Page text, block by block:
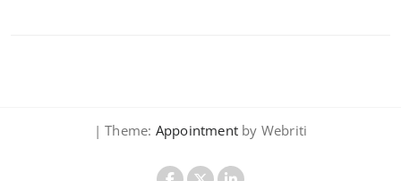
| Theme: Appointmentby Webriti